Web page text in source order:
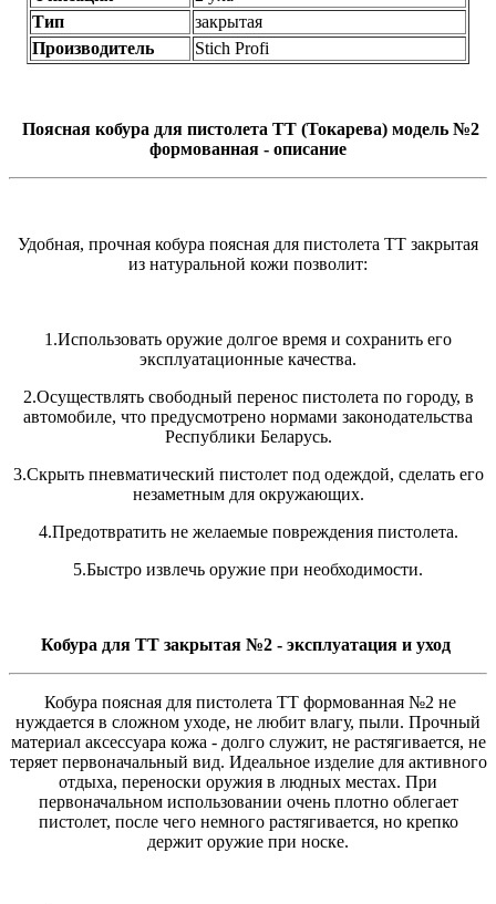
Тип
закрытая
Производитель
Stich Profi
Поясная кобура для пистолета ТТ (Токарева) модель №2
формованная - описание
Удобная, прочная кобура поясная для пистолета ТТ закрытая
из натуральной кожи позволит:
1.Использовать оружие долгое время и сохранить его
эксплуатационные качества.
2.Осуществлять свободный перенос пистолета по городу, в
автомобиле, что предусмотрено нормами законодательства
Республики Беларусь.
3.Скрыть пневматический пистолет под одеждой, сделать его
незаметным для окружающих.
4.Предотвратить не желаемые повреждения пистолета.
5.Быстро извлечь оружие при необходимости.
Кобура для ТТ закрытая №2 - эксплуатация и уход
Кобура поясная для пистолета ТТ формованная №2 не
нуждается в сложном уходе, не любит влагу, пыли. Прочный
материал аксессуара кожа - долго служит, не растягивается, не
теряет первоначальный вид. Идеальное изделие для активного
отдыха, переноски оружия в людных местах. При
первоначальном использовании очень плотно облегает
пистолет, после чего немного растягивается, но крепко
держит оружие при носке.